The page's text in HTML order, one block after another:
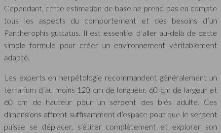
Cependant, cette estimation de base ne prend pas en compte
tous les aspects du comportement et des besoins d’un
Pantherophis guttatus. Il est essentiel d’aller au-delà de cette
simple formule pour créer un environnement véritablement
adapté.
Les experts en herpétologie recommandent généralement un
terrarium d’au moins 120 cm de longueur, 60 cm de largeur et
60 cm de hauteur pour un serpent des blés adulte. Ces
dimensions offrent suffisamment d’espace pour que le serpent
puisse se déplacer, s’étirer complètement et explorer son